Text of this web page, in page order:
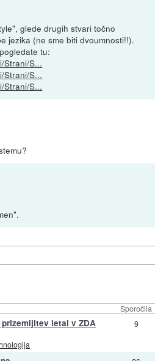
glede drugih stvari točno
jezika (ne sme biti dvoumnosti!!).
tu:
Strani/S...
Strani/S...
Strani/S...
Sporočila
letal v ZDA 9